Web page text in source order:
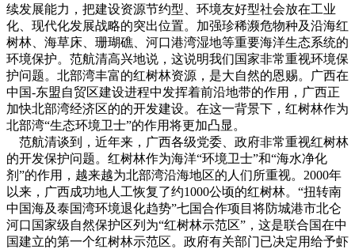
续发展能力，把建设资源节约型、环境友好型社会放在工业
化、现代化发展战略的突出位置。加强珍稀濒危物种及沿海红
树林、海草床、珊瑚礁、河口港湾湿地等重要海洋生态系统的
环境保护。范航清高兴地说，这说明我们国家非常重视环境保
护问题。北部湾丰富的红树林资源，是大自然的恩赐。广西在
中国-东盟自贸区建设进程中发挥着前沿地带的作用，广西正
加快北部湾经济区的的开发建设。在这一背景下，红树林作为
北部湾“生态环境卫士”的作用将更加凸显。
范航清谈到，近年来，广西各级党委、政府非常重视红树林
的开发保护问题。红树林作为海洋“环境卫士”和“海水净化
剂”的作用，越来越为北部湾沿海地区的人们所重视。2000年
以来，广西成功地人工恢复了约1000公顷的红树林。“扭转南
中国海及泰国湾环境退化趋势”七国合作项目将防城港市北仑
河口国家级自然保护区列为“红树林示范区”，这是联合国在中
国建立的第一个红树林示范区。政府有关部门已决定用给予虾